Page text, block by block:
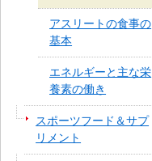
アスリートの食事の
基本
エネルギーと主な栄
養素の働き
スポーツフード＆サプ
リメント